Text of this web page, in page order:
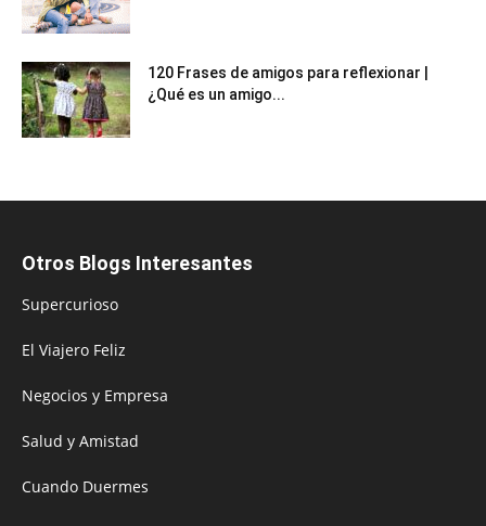
120 Frases de amigos para reflexionar |
¿Qué es un amigo...
Otros Blogs Interesantes
Supercurioso
El Viajero Feliz
Negocios y Empresa
Salud y Amistad
Cuando Duermes